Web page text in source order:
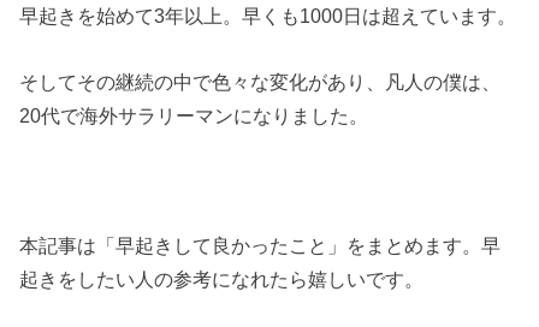
早起きを始めて3年以上。早くも1000日は超えています。
そしてその継続の中で色々な変化があり、凡人の僕は、
20代で海外サラリーマンになりました。
本記事は「早起きして良かったこと」をまとめます。早
起きをしたい人の参考になれたら嬉しいです。